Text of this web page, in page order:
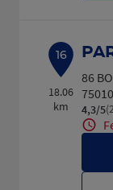
16
18.06
km
86
4,3/5